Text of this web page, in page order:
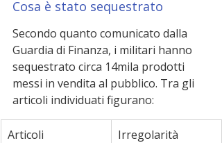
Cosa è stato sequestrato
Secondo quanto comunicato dalla
Guardia di Finanza, i militari hanno
sequestrato circa 14mila prodotti
messi in vendita al pubblico. Tra gli
articoli individuati figurano:
Articoli
Irregolarità